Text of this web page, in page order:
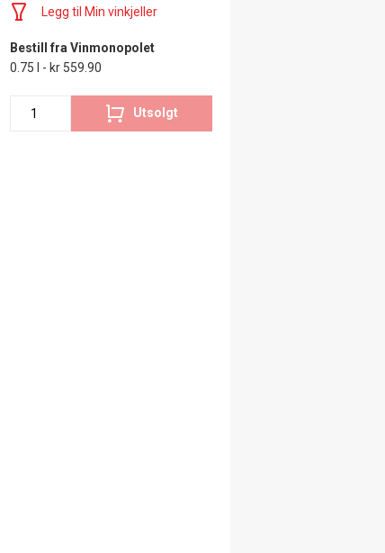
Legg til Min vinkjeller
Bestill fra Vinmonopolet
0.75 l - kr 559.90
Utsolgt